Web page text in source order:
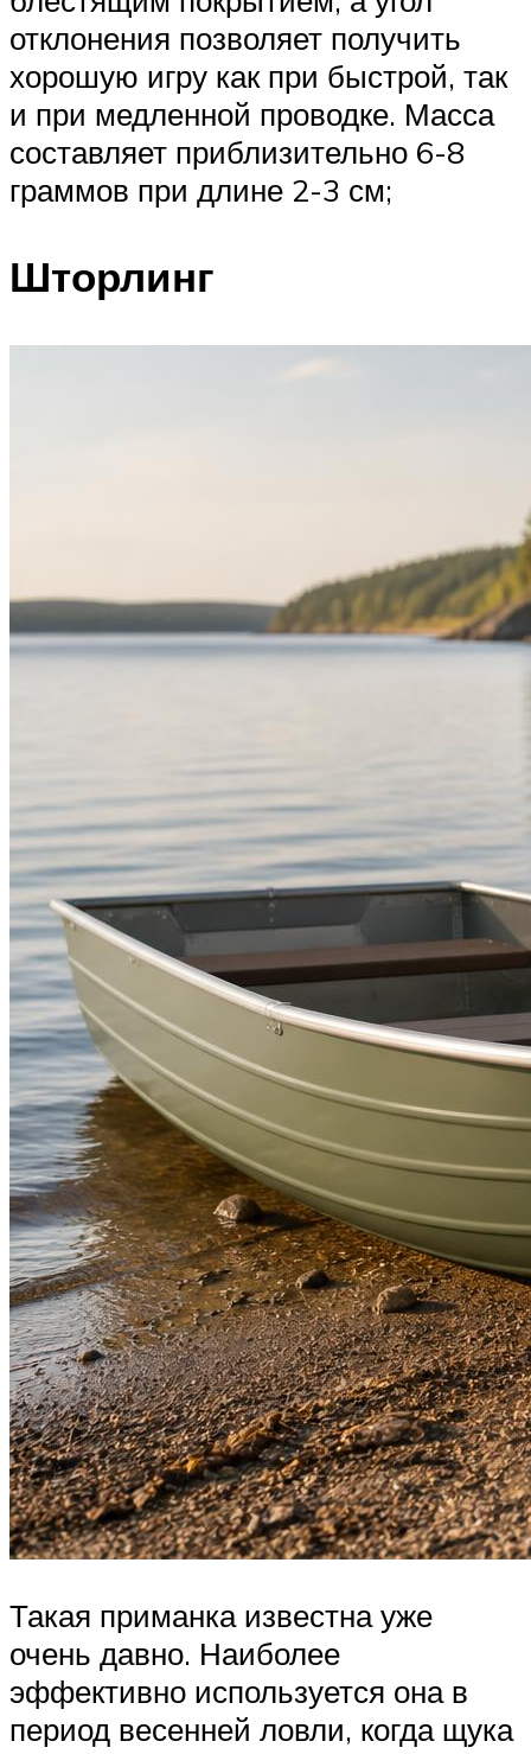
отклонения позволяет получить
хорошую игру как при быстрой, так
и при медленной проводке. Масса
составляет приблизительно 6-8
граммов при длине 2-3 см;
Шторлинг
Такая приманка известна уже
очень давно. Наиболее
эффективно используется она в
период весенней ловли, когда щука